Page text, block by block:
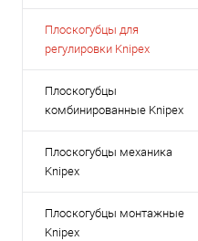
Плоскогубцы для
регулировки Knipex
Плоскогубцы
комбинированные Knipex
Плоскогубцы механика
Knipex
Плоскогубцы монтажные
Knipex